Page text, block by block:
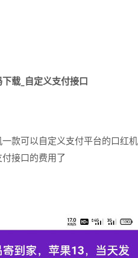
下载_自定义支付接口
款可以自定义支付平台的口红
接口的费用了